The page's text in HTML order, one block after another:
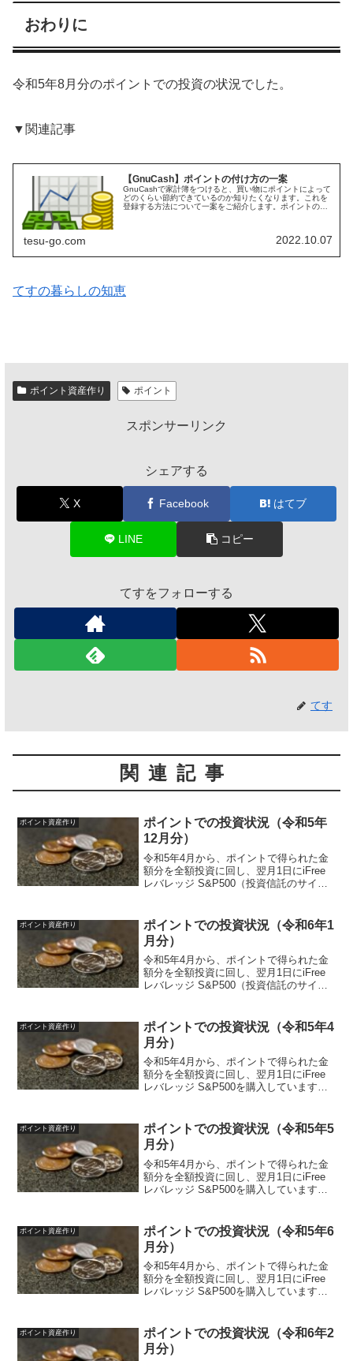
おわりに
令和5年8月分のポイントでの投資の状況でした。
▼関連記事
【GnuCash】ポイントの付け方の一案
GnuCashで家計簿をつけると、買い物にポイントによって
どのくらい節約できているのか知りたくなります。これを
登録する方法について一案をご紹介します。ポイントの管
tesu-go.com 2022.10.07
てすの暮らしの知恵
ポイント資産作り ポイント
スポンサーリンク
シェアする
X Facebook はてブ
LINE コピー
てすをフォローする
てす
関連記事
ポイント資産作り
ポイントでの投資状況（令和5年
12月分）
令和5年4月から、ポイントで得られた金
額分を全額投資に回し、翌月1日にiFree
レバレッジ S&P500（投資信託のサイ
バレッジ S&P500対象ポイント楽天ポ
イ...
ポイント資産作り
ポイントでの投資状況（令和6年1
月分）
令和5年4月から、ポイントで得られた金
額分を全額投資に回し、翌月1日にiFree
レバレッジ S&P500（投資信託のサイ
バレッジ S&P500対象ポイント楽天ポ
イ...
ポイント資産作り
ポイントでの投資状況（令和5年4
月分）
令和5年4月から、ポイントで得られた金
額分を全額投資に回し、翌月1日にiFree
レバレッジ S&P500を購入しています。
iFreeレバレッジ S&P500対象ポイン...
ポイント資産作り
ポイントでの投資状況（令和5年5
月分）
令和5年4月から、ポイントで得られた金
額分を全額投資に回し、翌月1日にiFree
レバレッジ S&P500を購入しています。
ポイント楽天ポイント、ポイントサイ
ト...
ポイント資産作り
ポイントでの投資状況（令和5年6
月分）
令和5年4月から、ポイントで得られた金
額分を全額投資に回し、翌月1日にiFree
レバレッジ S&P500を購入しています。
ポイント楽天ポイント、ポイントサイ
ト...
ポイント資産作り
ポイントでの投資状況（令和6年2
月分）